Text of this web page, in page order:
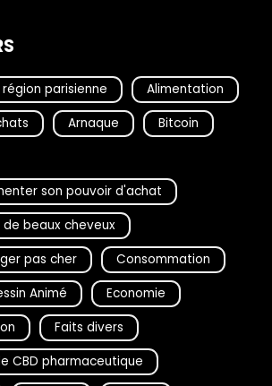
parisienne
Alimentation
Arnaque
Bitcoin
son pouvoir d'achat
beaux cheveux
pas cher
Consommation
Animé
Economie
Faits divers
CBD pharmaceutique